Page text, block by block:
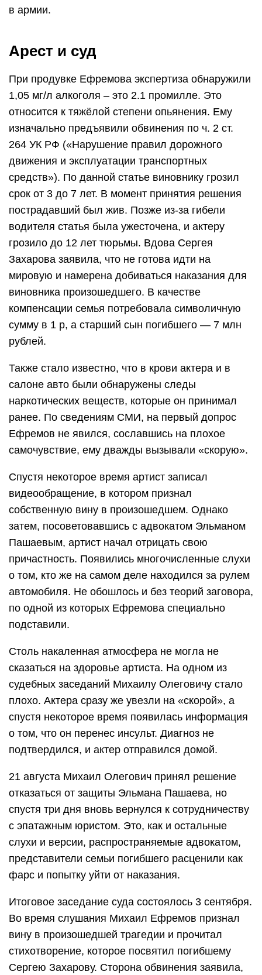
в армии.
Арест и суд
При продувке Ефремова экспертиза обнаружили
1,05 мг/л алкоголя – это 2.1 промилле. Это
относится к тяжёлой степени опьянения. Ему
изначально предъявили обвинения по ч. 2 ст.
264 УК РФ («Нарушение правил дорожного
движения и эксплуатации транспортных
средств»). По данной статье виновнику грозил
срок от 3 до 7 лет. В момент принятия решения
пострадавший был жив. Позже из-за гибели
водителя статья была ужесточена, и актеру
грозило до 12 лет тюрьмы. Вдова Сергея
Захарова заявила, что не готова идти на
мировую и намерена добиваться наказания для
виновника произошедшего. В качестве
компенсации семья потребовала символичную
сумму в 1 р, а старший сын погибшего — 7 млн
рублей.
Также стало известно, что в крови актера и в
салоне авто были обнаружены следы
наркотических веществ, которые он принимал
ранее. По сведениям СМИ, на первый допрос
Ефремов не явился, сославшись на плохое
самочувствие, ему дважды вызывали «скорую».
Спустя некоторое время артист записал
видеообращение, в котором признал
собственную вину в произошедшем. Однако
затем, посоветовавшись с адвокатом Эльманом
Пашаевым, артист начал отрицать свою
причастность. Появились многочисленные слухи
о том, кто же на самом деле находился за рулем
автомобиля. Не обошлось и без теорий заговора,
по одной из которых Ефремова специально
подставили.
Столь накаленная атмосфера не могла не
сказаться на здоровье артиста. На одном из
судебных заседаний Михаилу Олеговичу стало
плохо. Актера сразу же увезли на «скорой», а
спустя некоторое время появилась информация
о том, что он перенес инсульт. Диагноз не
подтвердился, и актер отправился домой.
21 августа Михаил Олегович принял решение
отказаться от защиты Эльмана Пашаева, но
спустя три дня вновь вернулся к сотрудничеству
с эпатажным юристом. Это, как и остальные
слухи и версии, распространяемые адвокатом,
представители семьи погибшего расценили как
фарс и попытку уйти от наказания.
Итоговое заседание суда состоялось 3 сентября.
Во время слушания Михаил Ефремов признал
вину в произошедшей трагедии и прочитал
стихотворение, которое посвятил погибшему
Сергею Захарову. Сторона обвинения заявила,